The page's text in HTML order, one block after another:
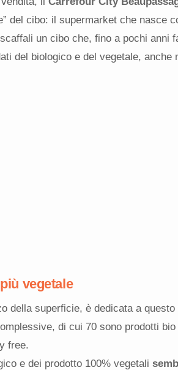
del cibo: il supermarket che nasce
un cibo che, fino a pochi anni
del biologico e del vegetale, anche
vegetale
della superficie, è dedicata a questo
di cui 70 sono prodotti
free.
e dei prodotto 100% vegetali